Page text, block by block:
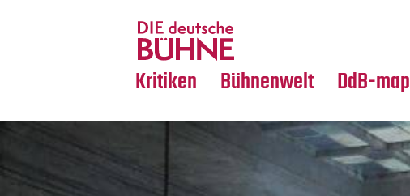
Kritiken
Crossover
Bühnenwelt
Medientipps
DdB-map